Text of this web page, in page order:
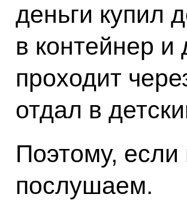
деньги купил
в контейнер и
проходит
отдал в
Поэтому, если
послушаем.